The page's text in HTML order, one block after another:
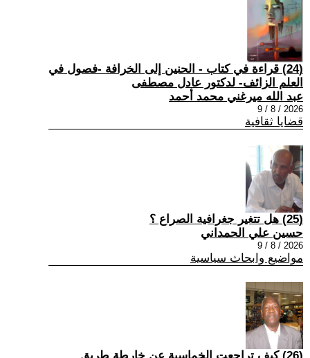
(24) قراءة في كتاب - الحنين إلى الخرافة -فصول في
العلم الزائف- لدكتور عادل مصطفى
عبد الله ميرغني محمد أحمد
2026 / 8 / 9
قضايا ثقافية
(25) هل تتغير جغرافية الصراع ؟
حسين علي الحمداني
2026 / 8 / 9
مواضيع وابحاث سياسية